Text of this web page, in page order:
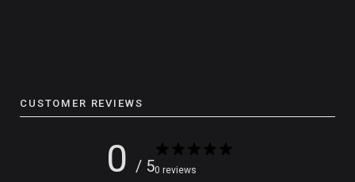
CUSTOMER REVIEWS
0 / 50 reviews